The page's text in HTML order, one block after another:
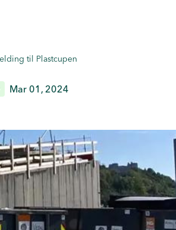
til Plastcupen
Mar 01, 2024